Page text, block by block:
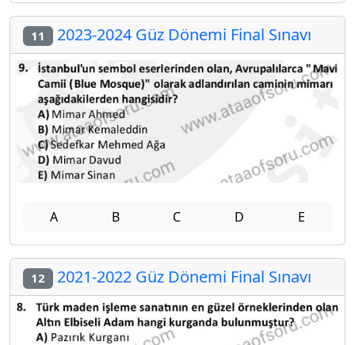
11 2023-2024 Güz Dönemi Final Sınavı
A B C D E
12 2021-2022 Güz Dönemi Final Sınavı